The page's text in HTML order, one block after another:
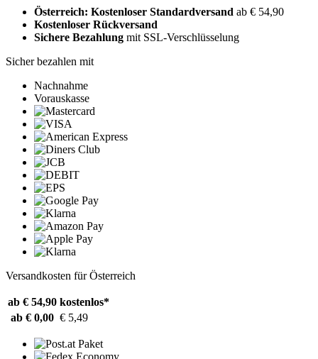
Österreich: Kostenloser Standardversand ab € 54,90
Kostenloser Rückversand
Sichere Bezahlung mit SSL-Verschlüsselung
Sicher bezahlen mit
Nachnahme
Vorauskasse
Versandkosten für Österreich
ab € 54,90 kostenlos*
ab € 0,00 € 5,49